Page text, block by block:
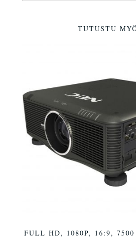
TUTUSTU
FULL HD, 1080P, 16:9,